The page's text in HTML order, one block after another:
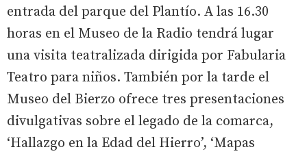
entrada del parque del Plantío. A las 16.30
horas en el Museo de la Radio tendrá lugar
una visita teatralizada dirigida por Fabularia
Teatro para niños. También por la tarde el
Museo del Bierzo ofrece tres presentaciones
divulgativas sobre el legado de la comarca,
‘Hallazgo en la Edad del Hierro’, ‘Mapas